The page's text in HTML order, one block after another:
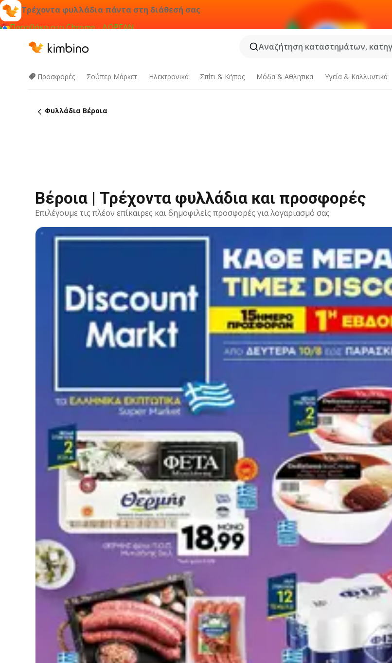
Τρέχοντα φυλλάδια πάντα στη διάθεσή σας
Προσθήκη στο Chrome - ΔΩΡΕΑΝ
Αναζήτηση καταστημάτων,
Προσφορές Σούπερ Μάρκετ Hλεκτρονικά Σπίτι & Κήπος Μόδα & Aθλητικα Υγεία & Καλλυντικά
Φυλλάδια Βέροια
Βέροια | Τρέχοντα φυλλάδια και προσφορές
Επιλέγουμε τις πλέον επίκαιρες και δημοφιλείς προσφορές για λογαριασμό σας